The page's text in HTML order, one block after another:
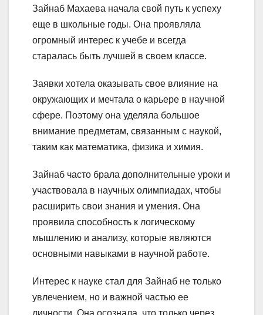
Зайнаб Махаева начала свой путь к успеху
еще в школьные годы. Она проявляла
огромный интерес к учебе и всегда
старалась быть лучшей в своем классе.
Заявки хотела оказывать свое влияние на
окружающих и мечтала о карьере в научной
сфере. Поэтому она уделяла большое
внимание предметам, связанным с наукой,
таким как математика, физика и химия.
Зайнаб часто брала дополнительные уроки и
участвовала в научных олимпиадах, чтобы
расширить свои знания и умения. Она
проявила способность к логическому
мышлению и анализу, которые являются
основными навыками в научной работе.
Интерес к науке стал для Зайнаб не только
увлечением, но и важной частью ее
личности. Она осознала, что только через